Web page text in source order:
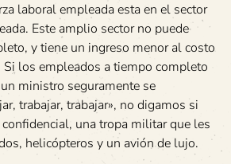
laboral empleada esta en el sector
Este amplio sector no puede
y tiene un ingreso menor al costo
Si los empleados a tiempo completo
ministro seguramente se
trabajar, trabajar», no digamos si
una tropa militar que les
helicópteros y un avión de lujo.